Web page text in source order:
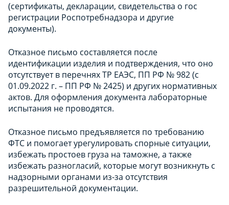
(сертификаты, декларации, свидетельства о гос
регистрации Роспотребнадзора и другие
документы).
Отказное письмо составляется после
идентификации изделия и подтверждения, что оно
отсутствует в перечнях ТР ЕАЭС, ПП РФ № 982 (с
01.09.2022 г. – ПП РФ № 2425) и других нормативных
актов. Для оформления документа лабораторные
испытания не проводятся.
Отказное письмо предъявляется по требованию
ФТС и помогает урегулировать спорные ситуации,
избежать простоев груза на таможне, а также
избежать разногласий, которые могут возникнуть с
надзорными органами из-за отсутствия
разрешительной документации.